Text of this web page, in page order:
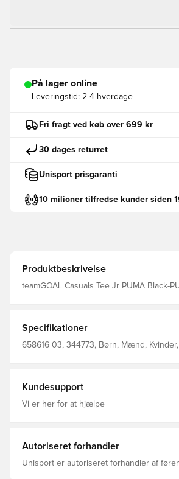
På lager online
Leveringstid: 2-4 hverdage
Fri fragt ved køb over 699 kr
30 dages returret
Unisport prisgaranti
10 milioner tilfredse kunder siden
Produktbeskrivelse
teamGOAL Casuals Tee Jr PUMA Black-
Specifikationer
658616 03, 344773, Børn, Mænd, Kvinder,
Kundesupport
Vi er her for at hjælpe
Autoriseret forhandler
Unisport er autoriseret forhandler af